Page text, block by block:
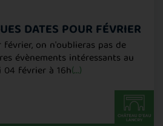
DATES POUR FÉVRIER
on n'oublieras pas de
évènements intéressants au
février à 16h(...)